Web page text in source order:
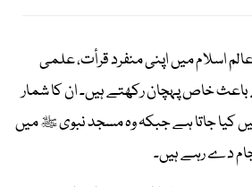
اسلام میں اپنی منفرد قرأت، علمی
خاص پہچان رکھتے ہیں۔ ان کا شمار
میں کیا جاتا ہے جبکہ وہ مسجد نبوی ﷺ میں
دے رہے ہیں۔